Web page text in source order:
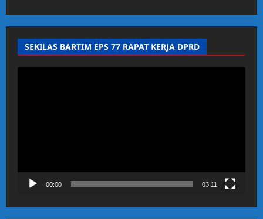
SEKILAS BARTIM EPS 77 RAPAT KERJA DPRD
00:00 03:11